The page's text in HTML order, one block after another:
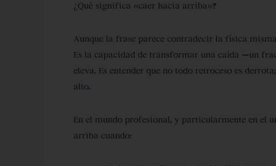
¿Qué significa «caer hacia arriba»?
Aunque la frase parece contradecir la física
Es la capacidad de transformar una caída —un
eleva. Es entender que no todo retroceso es
alto.
En el mundo profesional, y particularmente en el
arriba cuando: